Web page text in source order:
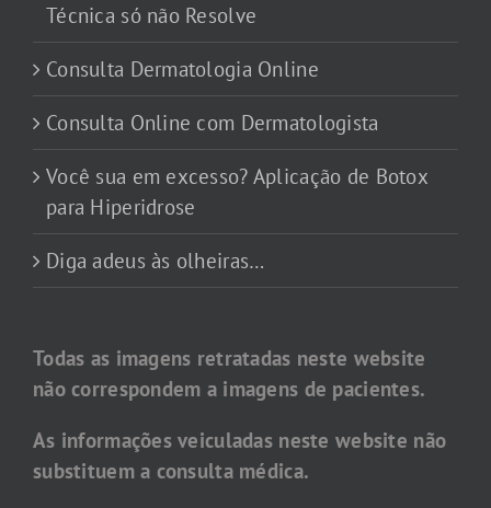
Técnica só não Resolve
Consulta Dermatologia Online
Consulta Online com Dermatologista
Você sua em excesso? Aplicação de Botox
para Hiperidrose
Diga adeus às olheiras…
Todas as imagens retratadas neste website
não correspondem a imagens de pacientes.
As informações veiculadas neste website não
substituem a consulta médica.